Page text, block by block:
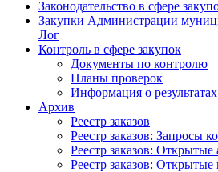
Законодательство в сфере
Закупки Администрации
Лог
Контроль в сфере закупок
Документы по контролю
Планы проверок
Информация о
Архив
Реестр заказов
Реестр заказов: Запросы
Реестр заказов:
Реестр заказов: